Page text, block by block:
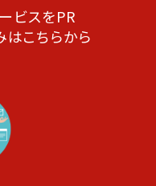
ビスをPR
こちらから